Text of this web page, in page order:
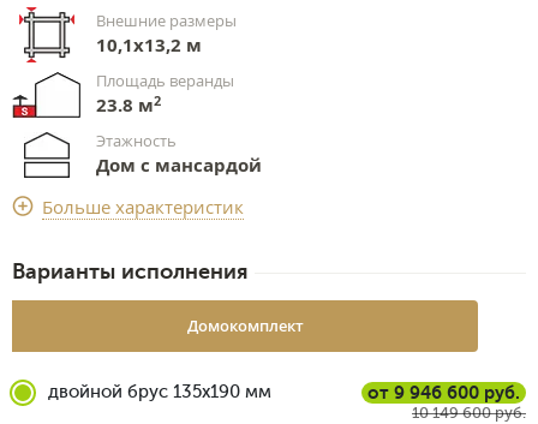
Внешние размеры
10,1х13,2 м
Площадь веранды
23.8 м2
Этажность
Дом с мансардой
Срок доставки
4 недели
Больше характеристик
Варианты исполнения
Домокомплект
двойной брус 135x190 мм от 9 946 600 руб.
10 149 600 руб.